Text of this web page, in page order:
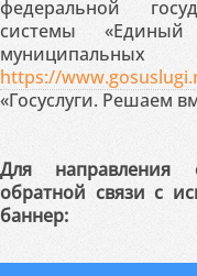
федеральной
системы «Единый
https://
«Госуслуги. Решаем
Для направления
обратной связи с
баннер: